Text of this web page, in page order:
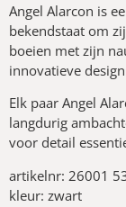
Angel Alarcon is
bekendstaat om
boeien met zijn
innovatieve
Elk paar Angel
langdurig
voor detail
artikelnr: 26001
kleur: zwart